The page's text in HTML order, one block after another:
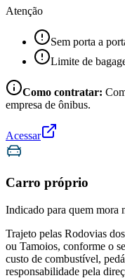
Atenção
Sem porta a
Limite de
Como contratar:
empresa de ônibus.
Acessar
Carro próprio
Indicado para quem mora
Trajeto pelas Rodovias
ou Tamoios, conforme o
custo de combustível,
responsabilidade pela